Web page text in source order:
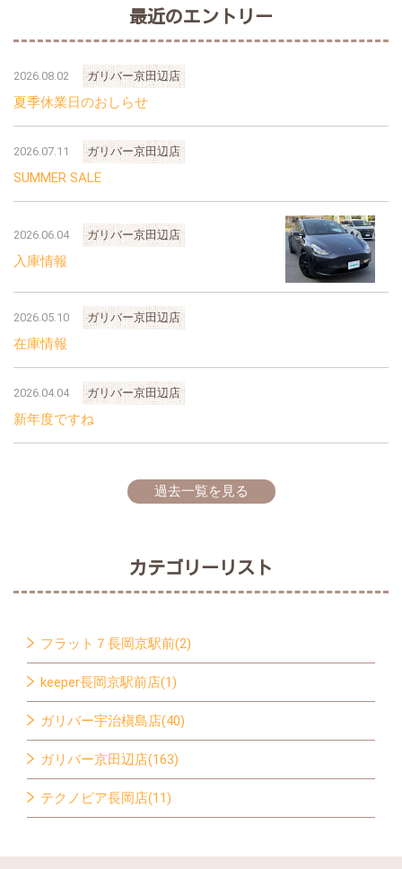
最近のエントリー
2026.08.02 ガリバー京田辺店
夏季休業日のおしらせ
2026.07.11 ガリバー京田辺店
SUMMER SALE
2026.06.04 ガリバー京田辺店
入庫情報
2026.05.10 ガリバー京田辺店
在庫情報
2026.04.04 ガリバー京田辺店
新年度ですね
過去一覧を見る
カテゴリーリスト
フラット７長岡京駅前(2)
keeper長岡京駅前店(1)
ガリバー宇治槇島店(40)
ガリバー京田辺店(163)
テクノピア長岡店(11)